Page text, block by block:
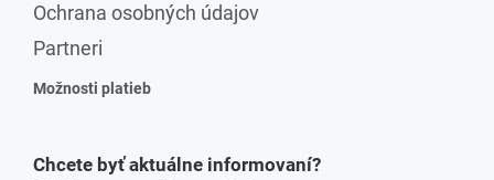
Ochrana osobných údajov
Partneri
Možnosti platieb
Chcete byť aktuálne informovaní?